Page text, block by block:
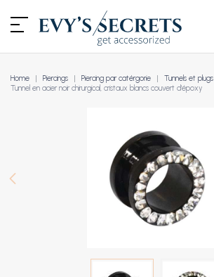
Home Piercings Piercing par catérgorie
Tunnels et plugs
Tunnel en acier noir chirurgical, cristaux blancs couvert d'époxy